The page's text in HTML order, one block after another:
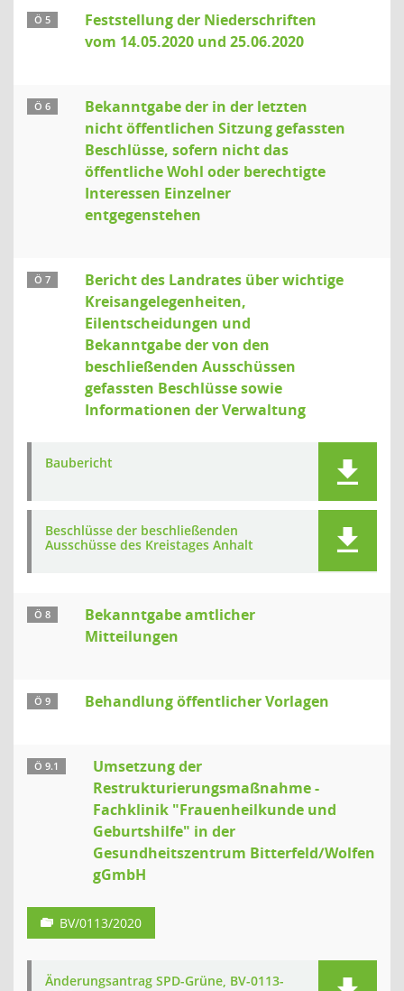
Ö 5
Feststellung der Niederschriften
vom 14.05.2020 und 25.06.2020
Ö 6
Bekanntgabe der in der letzten
nicht öffentlichen Sitzung gefassten
Beschlüsse, sofern nicht das
öffentliche Wohl oder berechtigte
Interessen Einzelner
entgegenstehen
Ö 7
Bericht des Landrates über wichtige
Kreisangelegenheiten,
Eilentscheidungen und
Bekanntgabe der von den
beschließenden Ausschüssen
gefassten Beschlüsse sowie
Informationen der Verwaltung
Baubericht
Beschlüsse der beschließenden
Ausschüsse des Kreistages Anhalt
Ö 8
Bekanntgabe amtlicher
Mitteilungen
Ö 9 Behandlung öffentlicher Vorlagen
Ö 9.1
Umsetzung der
Restrukturierungsmaßnahme -
Fachklinik "Frauenheilkunde und
Geburtshilfe" in der
Gesundheitszentrum Bitterfeld/Wolfen
gGmbH
BV/0113/2020
Änderungsantrag SPD-Grüne, BV-0113-